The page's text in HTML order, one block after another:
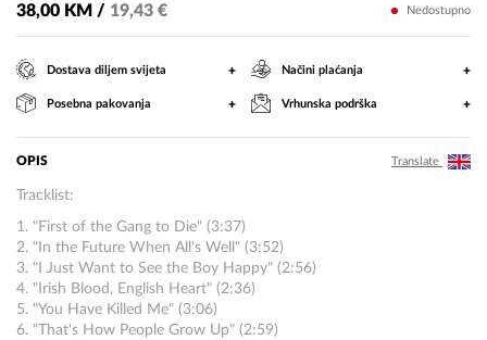
38,00 KM / 19,43 € Nedostupno
Dostava diljem svijeta + Načini plaćanja +
Posebna pakovanja + Vrhunska podrška +
OPIS Translate
Tracklist:
1. "First of the Gang to Die" (3:37)
2. "In the Future When All's Well" (3:52)
3. "I Just Want to See the Boy Happy" (2:56)
4. "Irish Blood, English Heart" (2:36)
5. "You Have Killed Me" (3:06)
6. "That's How People Grow Up" (2:59)